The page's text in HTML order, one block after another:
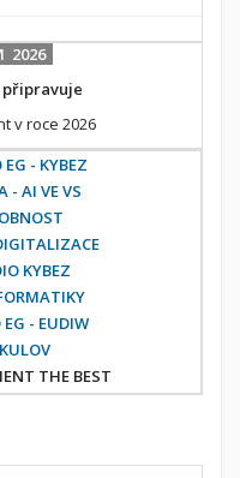
2026
v roce 2026
- KYBEZ
- AI VE VS
KYBEZ
- EUDIW
THE BEST